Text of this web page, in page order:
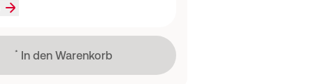
Lädt
In den Warenkorb